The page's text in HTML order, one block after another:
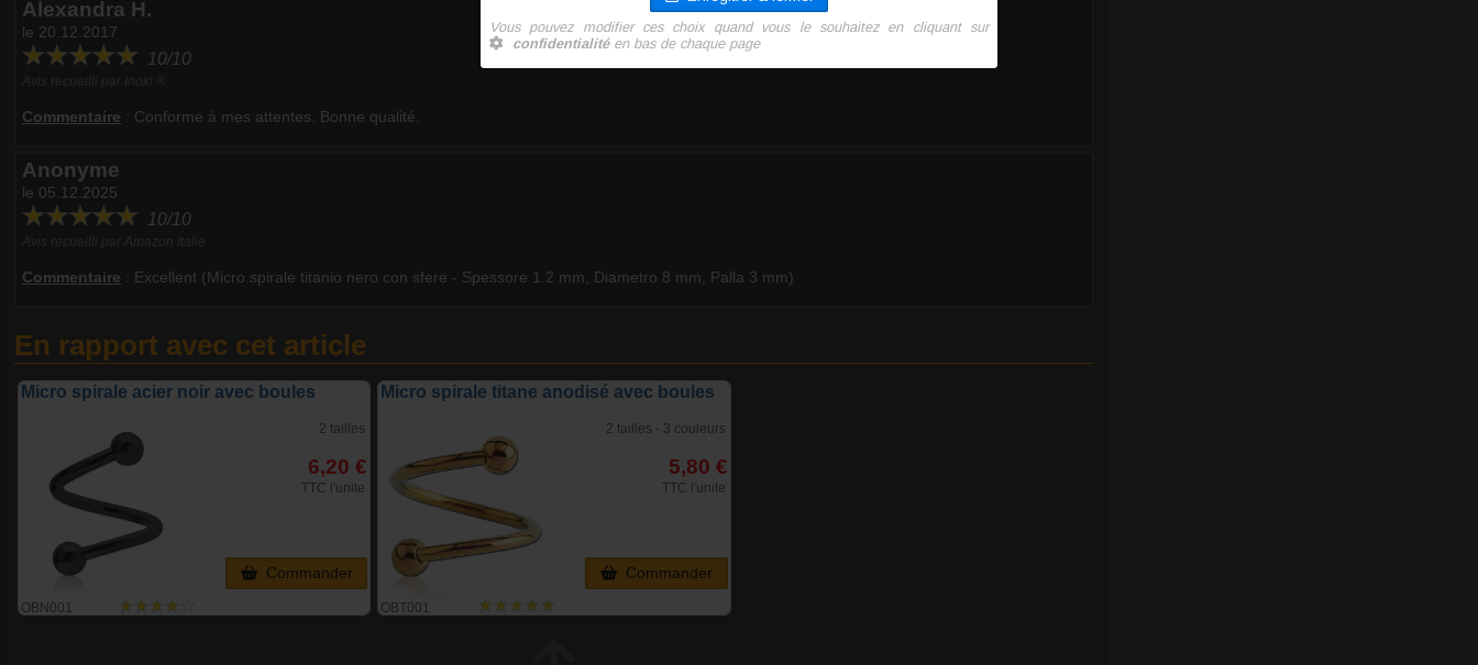
Alexandra H.
le 20.12.2017
10/10
Commentaire : Conforme à mes attentes. Bonne qualité.
Anonyme
le 05.12.2025
10/10
Commentaire : Excellent (Micro spirale titanio nero con sfere - Spessore 1.2 mm, Diametro 8 mm, Palla 3 mm)
En rapport avec cet article
Micro spirale acier noir avec boules
OBN001
2 tailles
6,20 €
TTC l'unite
Commander
Micro spirale titane anodisé avec boules
OBT001
2 tailles - 3 couleurs
5,80 €
TTC l'unite
Commander